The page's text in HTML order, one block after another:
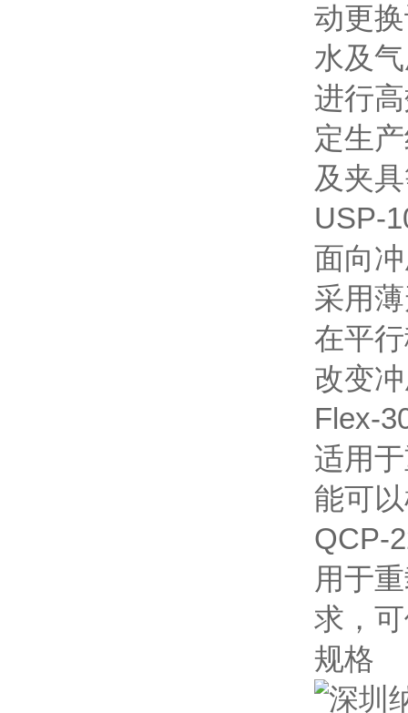
动更
水及
进行
定生
及夹
USP-
面向
采用
在平
改变
Flex-
适用
能可
QCP-
用于
求，
规格